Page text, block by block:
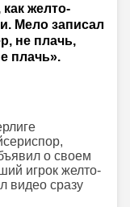
желто-
Мело записал
не плачь,
плачь».
о своем
игрок желто-
видео сразу